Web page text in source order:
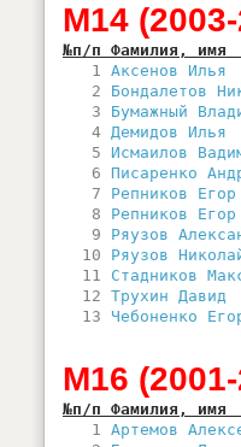
М14 (2003-
№п/п Фамилия,
   1
   2
   3
   4
   5
   6
   7
   8
   9
Ряузов
  10
  11
  12
  13
М16 (2001-
№п/п Фамилия,
   1